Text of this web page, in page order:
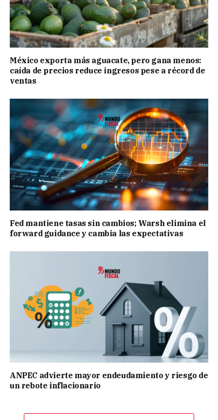
México exporta más aguacate, pero gana menos:
caída de precios reduce ingresos pese a récord de
ventas
Fed mantiene tasas sin cambios; Warsh elimina el
forward guidance y cambia las expectativas
ANPEC advierte mayor endeudamiento y riesgo de
un rebote inflacionario